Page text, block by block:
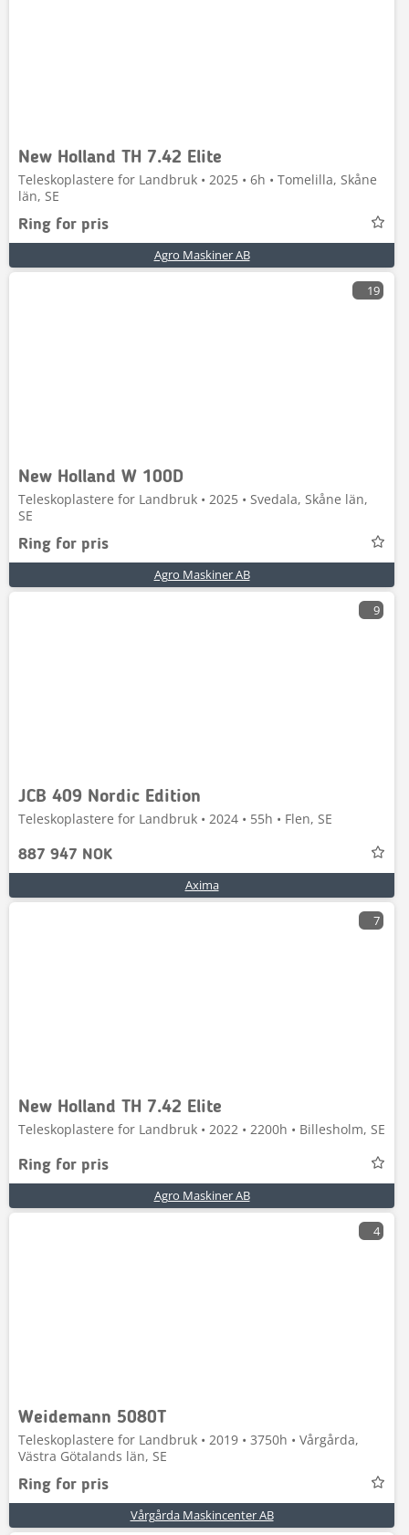
New Holland TH 7.42 Elite
Teleskoplastere for Landbruk • 2025 • 6h • Tomelilla, Skåne
län, SE
Ring for pris
Agro Maskiner AB
19
New Holland W 100D
Teleskoplastere for Landbruk • 2025 • Svedala, Skåne län,
SE
Ring for pris
Agro Maskiner AB
9
JCB 409 Nordic Edition
Teleskoplastere for Landbruk • 2024 • 55h • Flen, SE
887 947 NOK
Axima
7
New Holland TH 7.42 Elite
Teleskoplastere for Landbruk • 2022 • 2200h • Billesholm, SE
Ring for pris
Agro Maskiner AB
4
Weidemann 5080T
Teleskoplastere for Landbruk • 2019 • 3750h • Vårgårda,
Västra Götalands län, SE
Ring for pris
Vårgårda Maskincenter AB